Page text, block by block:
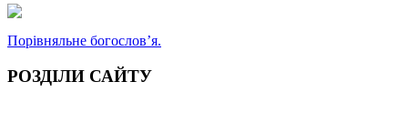
Порівняльне богословʼя.
РОЗДІЛИ САЙТУ